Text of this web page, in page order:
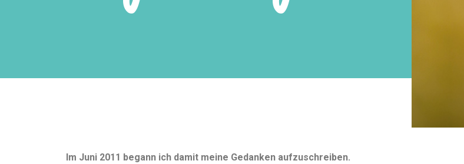
Im Juni 2011 begann ich damit meine Gedanken aufzuschreiben.